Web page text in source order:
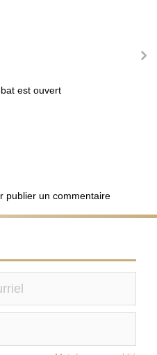
est ouvert
publier un commentaire